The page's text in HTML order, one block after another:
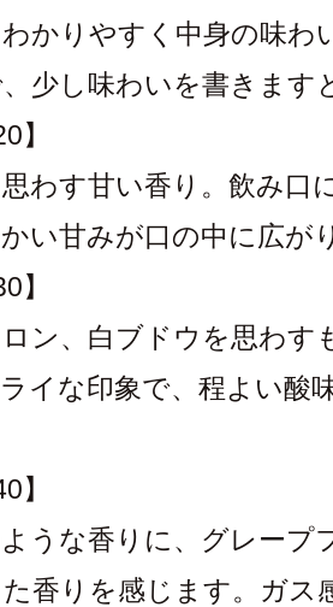
かりやすく中身の味わ
少し味わいを書きます
】
わす甘い香り。飲み口
かい甘みが口の中に広が
】
ン、白ブドウを思わす
イな印象で、程よい酸
】
うな香りに、グレープ
香りを感じます。ガス